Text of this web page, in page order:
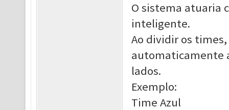
O sistema atuaria
inteligente.
Ao dividir os
automaticamente
lados.
Exemplo:
Time Azul